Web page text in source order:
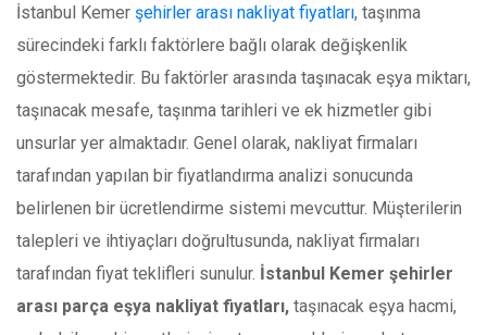
İstanbul Kemer şehirler arası nakliyat fiyatları, taşınma
sürecindeki farklı faktörlere bağlı olarak değişkenlik
göstermektedir. Bu faktörler arasında taşınacak eşya miktarı,
taşınacak mesafe, taşınma tarihleri ve ek hizmetler gibi
unsurlar yer almaktadır. Genel olarak, nakliyat firmaları
tarafından yapılan bir fiyatlandırma analizi sonucunda
belirlenen bir ücretlendirme sistemi mevcuttur. Müşterilerin
talepleri ve ihtiyaçları doğrultusunda, nakliyat firmaları
tarafından fiyat teklifleri sunulur. İstanbul Kemer şehirler
arası parça eşya nakliyat fiyatları, taşınacak eşya hacmi,